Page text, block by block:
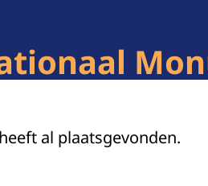
al plaatsgevonden.